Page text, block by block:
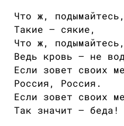
Что ж,
Такие — сякие,
Что ж,
Ведь кровь — не
Если зовет своих
Россия, Россия.
Если зовет своих
Так значит — беда!